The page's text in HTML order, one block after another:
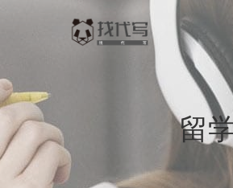
留